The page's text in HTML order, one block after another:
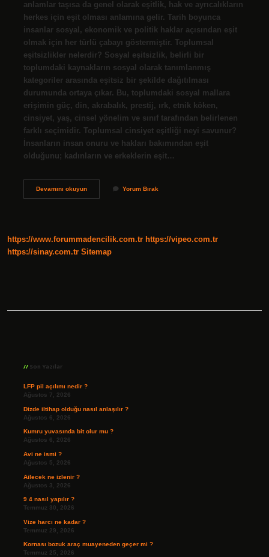
anlamlar taşısa da genel olarak eşitlik, hak ve ayrıcalıkların
herkes için eşit olması anlamına gelir. Tarih boyunca
insanlar sosyal, ekonomik ve politik haklar açısından eşit
olmak için her türlü çabayı göstermiştir. Toplumsal
eşitsizlikler nelerdir? Sosyal eşitsizlik, belirli bir
toplumdaki kaynakların sosyal olarak tanımlanmış
kategoriler arasında eşitsiz bir şekilde dağıtılması
durumunda ortaya çıkar. Bu, toplumdaki sosyal mallara
erişimin güç, din, akrabalık, prestij, ırk, etnik köken,
cinsiyet, yaş, cinsel yönelim ve sınıf tarafından belirlenen
farklı seçimidir. Toplumsal cinsiyet eşitliği neyi savunur?
İnsanların insan onuru ve hakları bakımından eşit
olduğunu; kadınların ve erkeklerin eşit…
Devamını okuyunToplumsal
Yorum Bırak
https://www.forummadencilik.com.tr https://vipeo.com.tr
https://sinay.com.tr Sitemap
Son Yazılar
LFP pil açılımı nedir ?
Ağustos 7, 2026
Dizde iltihap olduğu nasıl anlaşılır ?
Ağustos 6, 2026
Kumru yuvasında bit olur mu ?
Ağustos 6, 2026
Avi ne ismi ?
Ağustos 5, 2026
Ailecek ne izlenir ?
Ağustos 3, 2026
9 4 nasıl yapılır ?
Temmuz 30, 2026
Vize harcı ne kadar ?
Temmuz 29, 2026
Kornası bozuk araç muayeneden geçer mi ?
Temmuz 25, 2026